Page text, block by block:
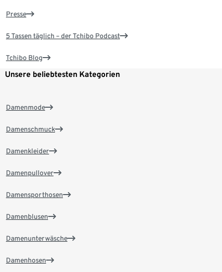
Presse
5 Tassen täglich – der Tchibo Podcast
Tchibo Blog
Unsere beliebtesten Kategorien
Damenmode
Damenschmuck
Damenkleider
Damenpullover
Damensporthosen
Damenblusen
Damenunterwäsche
Damenhosen